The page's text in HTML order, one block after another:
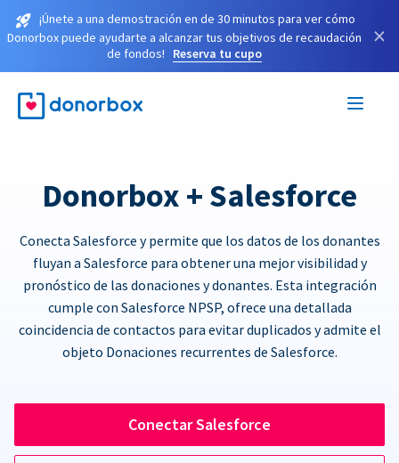
¡Únete a una demostración en de 30 minutos para ver cómo
Donorbox puede ayudarte a alcanzar tus objetivos de recaudación
de fondos!
Reserva tu cupo
×
Donorbox + Salesforce
Conecta Salesforce y permite que los datos de los donantes
fluyan a Salesforce para obtener una mejor visibilidad y
pronóstico de las donaciones y donantes. Esta integración
cumple con Salesforce NPSP, ofrece una detallada
coincidencia de contactos para evitar duplicados y admite el
objeto Donaciones recurrentes de Salesforce.
Conectar Salesforce